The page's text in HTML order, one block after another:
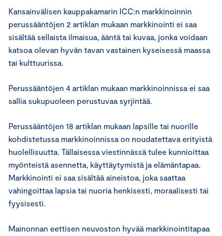
Kansainvälisen kauppakamarin ICC:n markkinoinnin
perussääntöjen 2 artiklan mukaan markkinointi ei saa
sisältää sellaista ilmaisua, ääntä tai kuvaa, jonka voidaan
katsoa olevan hyvän tavan vastainen kyseisessä maassa
tai kulttuurissa.
Perussääntöjen 4 artiklan mukaan markkinoinnissa ei saa
sallia sukupuoleen perustuvaa syrjintää.
Perussääntöjen 18 artiklan mukaan lapsille tai nuorille
kohdistetussa markkinoinnissa on noudatettava erityistä
huolellisuutta. Tällaisessa viestinnässä tulee kunnioittaa
myönteistä asennetta, käyttäytymistä ja elämäntapaa.
Markkinointi ei saa sisältää aineistoa, joka saattaa
vahingoittaa lapsia tai nuoria henkisesti, moraalisesti tai
fyysisesti.
Mainonnan eettisen neuvoston hyvää markkinointitapaa